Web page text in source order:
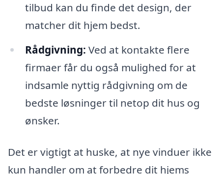
tilbud kan du finde det design, der
matcher dit hjem bedst.
Rådgivning: Ved at kontakte flere
firmaer får du også mulighed for at
indsamle nyttig rådgivning om de
bedste løsninger til netop dit hus og
ønsker.
Det er vigtigt at huske, at nye vinduer ikke
kun handler om at forbedre dit hjems